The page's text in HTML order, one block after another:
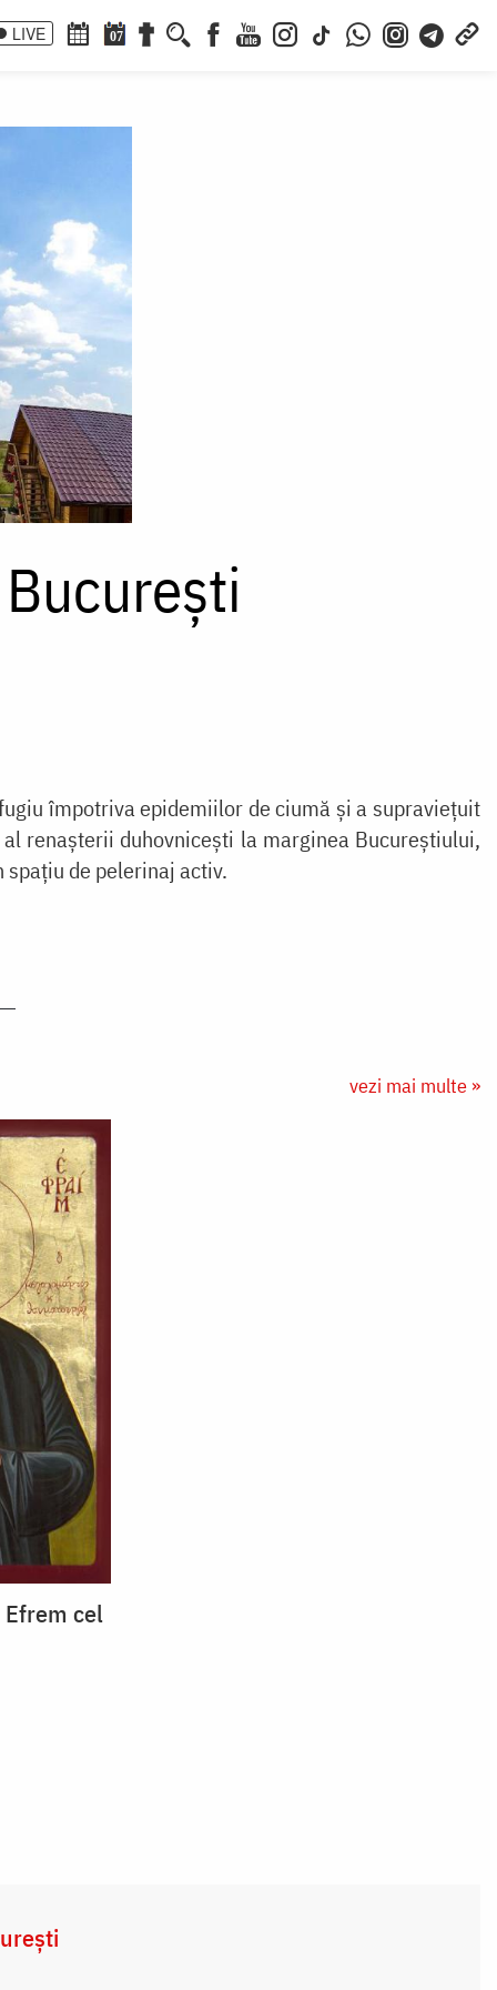
LIVE 07
împotriva epidemiilor de ciumă și a supraviețuit
renașterii duhovnicești la marginea Bucureștiului,
de pelerinaj activ.
vezi mai multe »
cel